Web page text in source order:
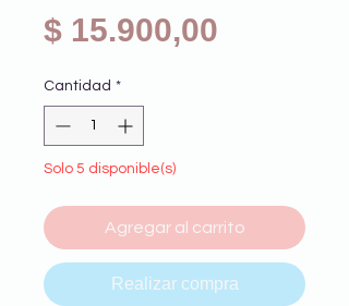
$ 15.900,00
Cantidad *
Solo 5 disponible(s)
Agregar al carrito
Realizar compra